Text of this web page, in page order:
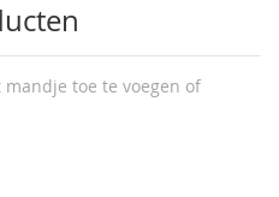
toe te voegen of